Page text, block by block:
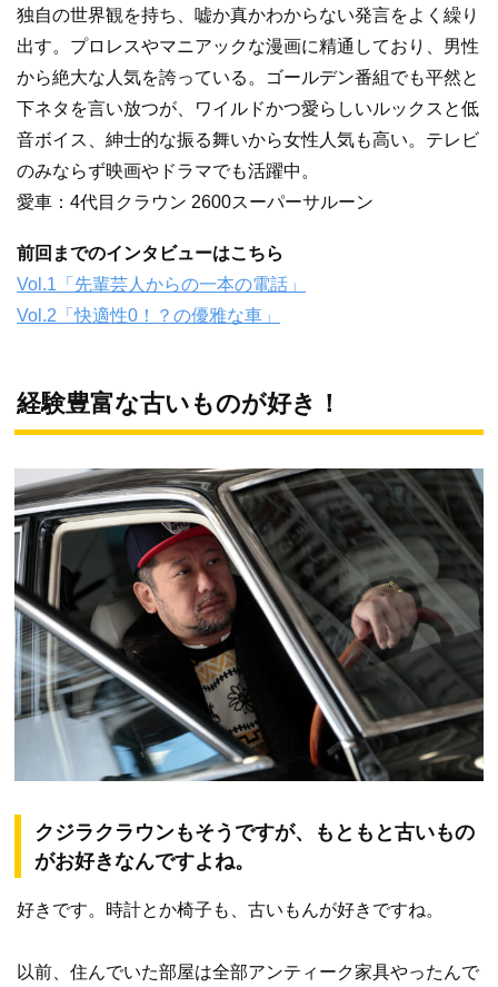
独自の世界観を持ち、嘘か真かわからない発言をよく繰り
出す。プロレスやマニアックな漫画に精通しており、男性
から絶大な人気を誇っている。ゴールデン番組でも平然と
下ネタを言い放つが、ワイルドかつ愛らしいルックスと低
音ボイス、紳士的な振る舞いから女性人気も高い。テレビ
のみならず映画やドラマでも活躍中。
愛車：4代目クラウン 2600スーパーサルーン
前回までのインタビューはこちら
Vol.1「先輩芸人からの一本の電話」
Vol.2「快適性0！？の優雅な車」
経験豊富な古いものが好き！
クジラクラウンもそうですが、もともと古いもの
がお好きなんですよね。
好きです。時計とか椅子も、古いもんが好きですね。
以前、住んでいた部屋は全部アンティーク家具やったんで